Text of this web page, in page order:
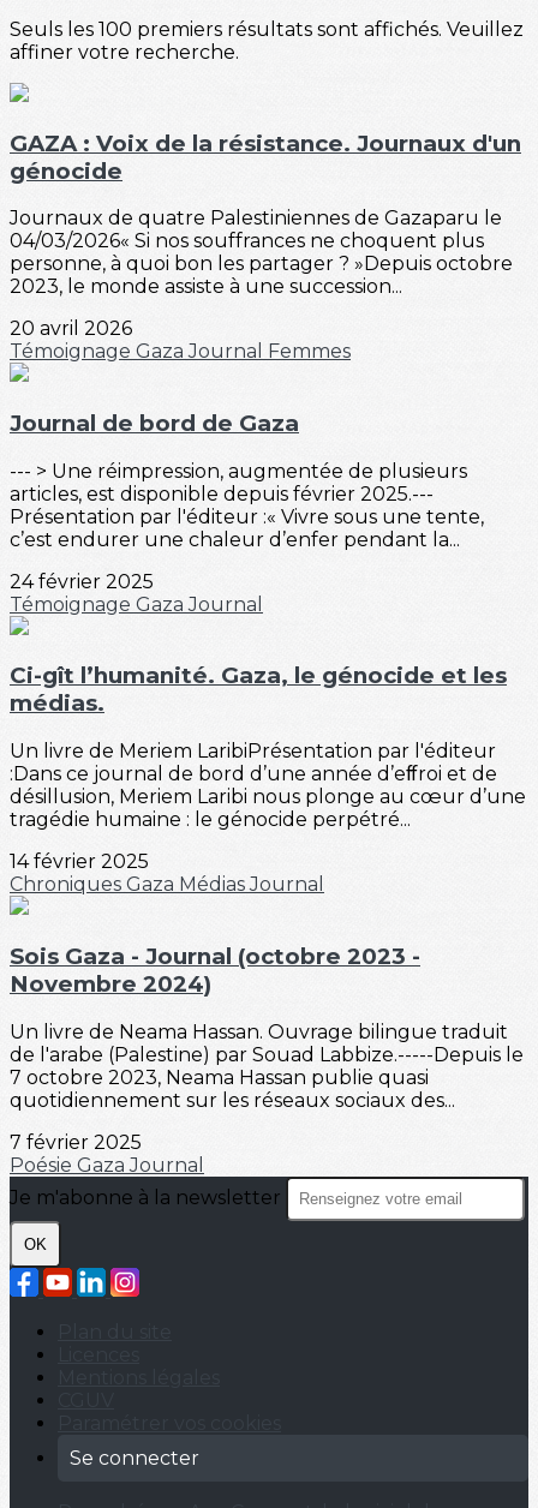
Seuls les 100 premiers résultats sont affichés. Veuillez
affiner votre recherche.
GAZA : Voix de la résistance. Journaux d'un
génocide
Journaux de quatre Palestiniennes de Gazaparu le
04/03/2026« Si nos souffrances ne choquent plus
personne, à quoi bon les partager ? »Depuis octobre
2023, le monde assiste à une succession...
20 avril 2026
Témoignage GazaJournal Femmes
Journal de bord de Gaza
--- > Une réimpression, augmentée de plusieurs
articles, est disponible depuis février 2025.---
Présentation par l'éditeur :« Vivre sous une tente,
c’est endurer une chaleur d’enfer pendant la...
24 février 2025
Témoignage GazaJournal
Ci-gît l’humanité. Gaza, le génocide et les
médias.
Un livre de Meriem LaribiPrésentation par l'éditeur
:Dans ce journal de bord d’une année d’eﬀroi et de
désillusion, Meriem Laribi nous plonge au cœur d’une
tragédie humaine : le génocide perpétré...
14 février 2025
Chroniques Gaza MédiasJournal
Sois Gaza - Journal (octobre 2023 -
Novembre 2024)
Un livre de Neama Hassan. Ouvrage bilingue traduit
de l'arabe (Palestine) par Souad Labbize.-----Depuis le
7 octobre 2023, Neama Hassan publie quasi
quotidiennement sur les réseaux sociaux des...
7 février 2025
Poésie GazaJournal
Je m'abonne à la newsletter
OK
Se connecter